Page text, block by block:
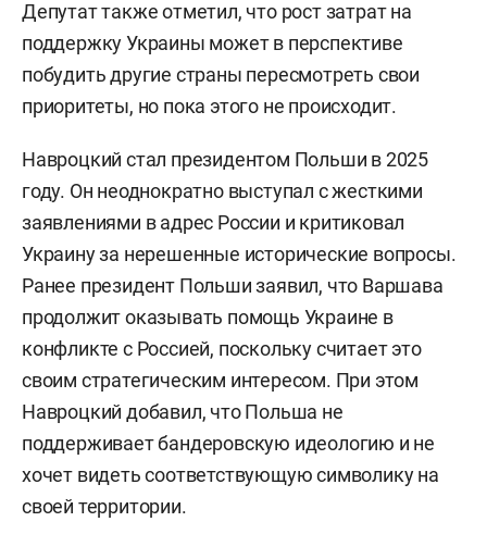
украинских беженцев, Навроцкий не стесняется
говорить о выгоде военных действий:
долгосрочный конфликт на границах истощает
ресурсы непосредственных участников, но
сохранять влияние на процессы в Восточной
Европе, избегая при этом прямого вовлечения
собственных армий», — приводит издание слова
Белика.
Депутат также отметил, что рост затрат на
поддержку Украины может в перспективе
побудить другие страны пересмотреть свои
приоритеты, но пока этого не происходит.
Навроцкий стал президентом Польши в 2025
году. Он неоднократно выступал с жесткими
заявлениями в адрес России и критиковал